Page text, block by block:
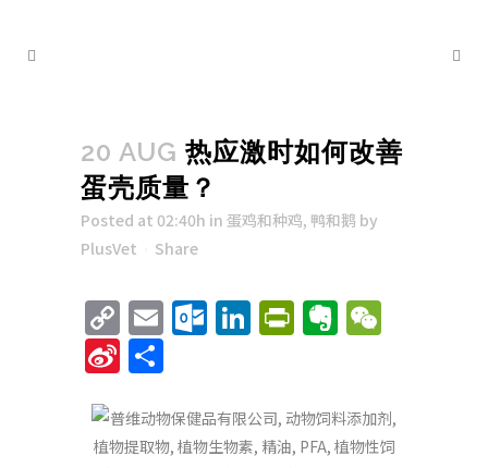
20 AUG 热应激时如何改善
蛋壳质量？
Posted at 02:40h in 蛋鸡和种鸡, 鸭和鹅 by
PlusVet
Share
Copy
Link
EmailOutlook.com
LinkedInEvernote
Sina